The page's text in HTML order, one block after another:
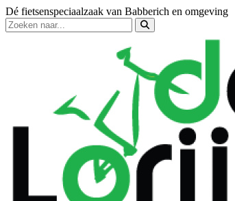
Dé fietsenspeciaalzaak van Babberich en omgeving